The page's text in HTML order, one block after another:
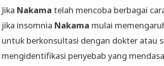
Jika Nakama telah mencoba berbagai
jika insomnia Nakama mulai
untuk berkonsultasi dengan dokter atau
mengidentifikasi penyebab yang